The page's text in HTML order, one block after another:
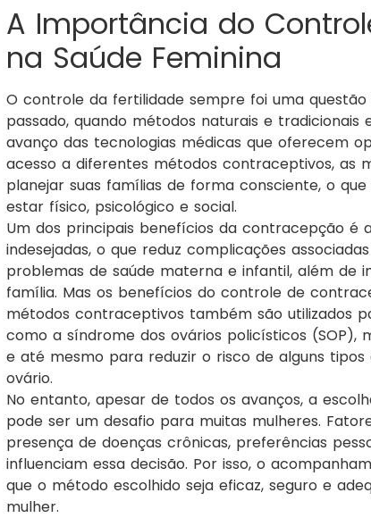
A Importância do
na Saúde Feminina
O controle da fertilidade sempre foi uma
passado, quando métodos naturais e
avanço das tecnologias médicas que oferecem
acesso a diferentes métodos contraceptivos, as
planejar suas famílias de forma consciente, o
estar físico, psicológico e social.
Um dos principais benefícios da contracepção é
indesejadas, o que reduz complicações
problemas de saúde materna e infantil, além de
família. Mas os benefícios do controle de
métodos contraceptivos também são utilizados
como a síndrome dos ovários policísticos (SOP),
e até mesmo para reduzir o risco de alguns
ovário.
No entanto, apesar de todos os avanços, a
pode ser um desafio para muitas mulheres.
presença de doenças crônicas, preferências
influenciam essa decisão. Por isso, o
que o método escolhido seja eficaz, seguro e
mulher.